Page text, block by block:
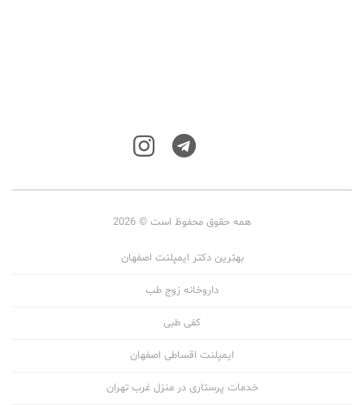
همه حقوق محفوظ است © 2026
بهترین دکتر ایمپلنت اصفهان
داروخانه زوج طب
کفی طبی
ایمپلنت اقساطی اصفهان
خدمات پرستاری در منزل غرب تهران